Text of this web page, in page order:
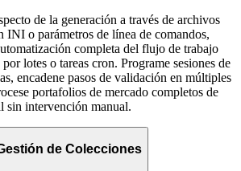
de la generación a través de archivos
INI o parámetros de línea de comandos,
completa del flujo de trabajo
lotes o tareas cron. Programe sesiones de
encadene pasos de validación en múltiples
portafolios de mercado completos de
sin intervención manual.
de Colecciones